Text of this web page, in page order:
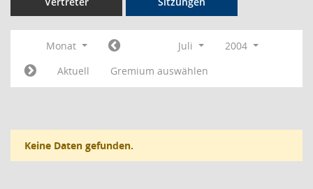
Monat Juli
2004
Aktuell
Gremium auswählen
Keine Daten gefunden.